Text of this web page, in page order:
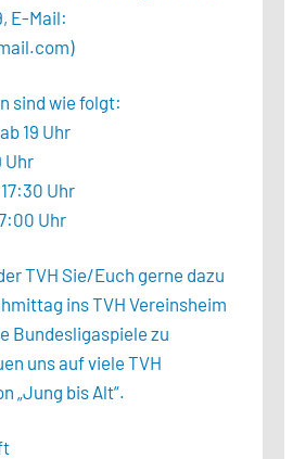
E-Mail:
sind wie folgt:
19 Uhr
Uhr
Uhr
Uhr
TVH Sie/Euch gerne dazu
ins TVH Vereinsheim
Bundesligaspiele zu
uns auf viele TVH
„Jung bis Alt“.